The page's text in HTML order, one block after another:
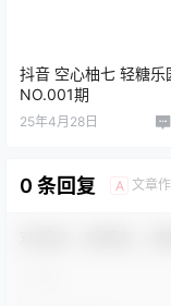
抖音 空心柚七 轻糖乐
NO.001期
25年4月28日
0 条回复 A 文章